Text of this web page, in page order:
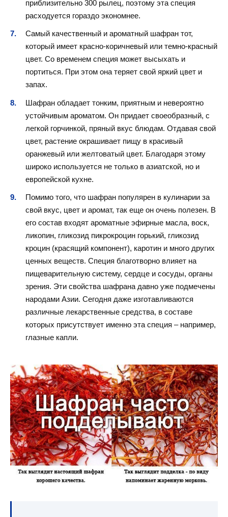
приблизительно 300 рылец, поэтому эта специя
расходуется гораздо экономнее.
Самый качественный и ароматный шафран тот,
который имеет красно-коричневый или темно-красный
цвет. Со временем специя может высыхать и
портиться. При этом она теряет свой яркий цвет и
запах.
Шафран обладает тонким, приятным и невероятно
устойчивым ароматом. Он придает своеобразный, с
легкой горчинкой, пряный вкус блюдам. Отдавая свой
цвет, растение окрашивает пищу в красивый
оранжевый или желтоватый цвет. Благодаря этому
широко используется не только в азиатской, но и
европейской кухне.
Помимо того, что шафран популярен в кулинарии за
свой вкус, цвет и аромат, так еще он очень полезен. В
его состав входят ароматные эфирные масла, воск,
ликопин, гликозид пикрокроцин горький, гликозид
кроцин (красящий компонент), каротин и много других
ценных веществ. Специя благотворно влияет на
пищеварительную систему, сердце и сосуды, органы
зрения. Эти свойства шафрана давно уже подмечены
народами Азии. Сегодня даже изготавливаются
различные лекарственные средства, в составе
которых присутствует именно эта специя – например,
глазные капли.